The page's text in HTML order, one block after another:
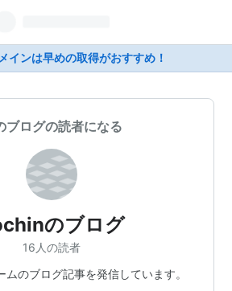
インは早めの取得がおすすめ！
ブログの読者になる
のブログ
16人の読者
ムのブログ記事を発信しています。